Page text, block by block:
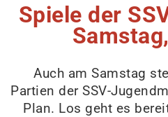
Spiele der
Auch am Samstag
Partien der SSV-
Plan. Los geht es